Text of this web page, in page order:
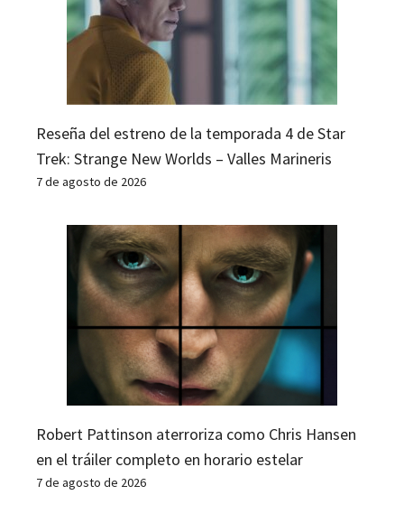
Reseña del estreno de la temporada 4 de Star
Trek: Strange New Worlds – Valles Marineris
7 de agosto de 2026
Robert Pattinson aterroriza como Chris Hansen
en el tráiler completo en horario estelar
7 de agosto de 2026